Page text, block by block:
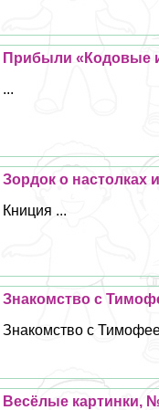
Прибыли «Кодовые
...
Зордок о настолках
Книция ...
Знакомство с
Знакомство с
Весёлые картинки,